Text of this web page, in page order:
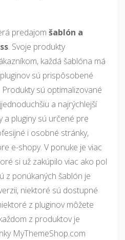
predajom šablón a
. Svoje produkty
každá šablóna má
sú prispôsobené
sú optimalizované
a najrýchlejší
a pluginy sú určené pre
i osobné stránky,
e-shopy. V ponuke je viac
si už zakúpilo viac ako pol
z ponúkaných šablón je
niektoré sú dostupné
z pluginov môžete
z produktov je
MyThemeShop.com